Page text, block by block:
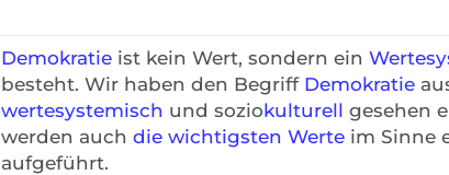
Demokratieist kein Wert, sondern ein
besteht. Wir haben den Begriff Demokratie
wertesystemisch und soziokulturell gesehen
werden auch die wichtigsten Werteim Sinne
aufgeführt.